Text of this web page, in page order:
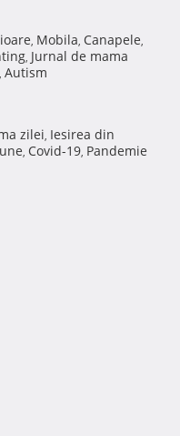
, Mobila, Canapele,
, Jurnal de mama
, Autism
zilei, Iesirea din
, Covid-19, Pandemie